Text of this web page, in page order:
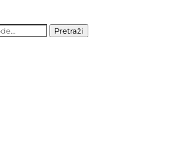
KM.25.00 KM.
Pretraži